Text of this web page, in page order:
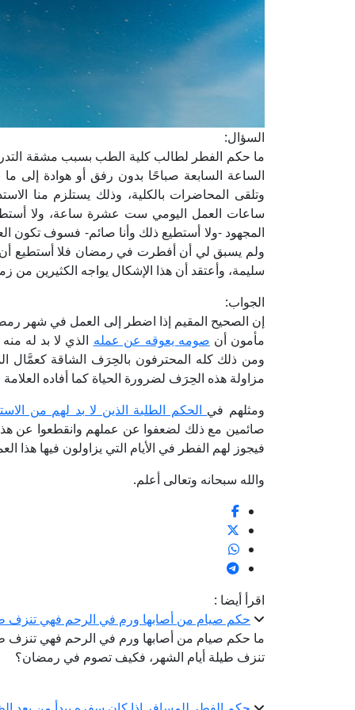
السؤال:
ما حكم الفطر لطالب كلية الطب بسبب مشقة
الساعة السابعة صباحًا بدون رفق أو هوادة إلى
وتلقى المحاضرات بالكلية، وذلك يستلزم منا
ساعات العمل اليومي ست عشرة ساعة، ولا
المجهود -ولا أستطيع ذلك وأنا صائم- فسوف تكون
ولم يسبق لي أن أفطرت في رمضان فلا أستطيع أن
سليمة، وأعتقد أن هذا الإشكال يواجه الكثيرين من
الجواب:
إن الصحيح المقيم إذا اضطر إلى العمل في شهر
مأمون أن صومه يعوقه عن عمله الذي لا بد له
ومن ذلك كله المحترفون بالحِرَف الشاقة كعمَّال
مزاولة هذه الحِرَف لضرورة الحياة كما أفاده
ومثلهم في الحكم الطلبة الذين لا بد لهم من
صائمين مع ذلك لضعفوا عن عملهم وانقطعوا عن
فيجوز لهم الفطر في الأيام التي يزاولون فيها هذا
والله سبحانه وتعالى أعلم.
اقرأ أيضا :
حكم صيام من أصابها ورم في الرحم فهي
ما حكم صيام من أصابها ورم في الرحم فهي
تنزف طيلة أيام الشهر، فكيف تصوم في رمضان؟